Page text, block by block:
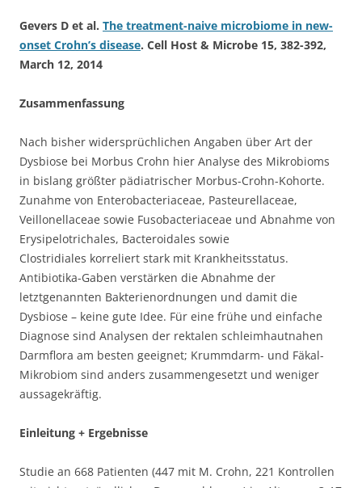
Gevers D et al. The treatment-naive microbiome in new-
onset Crohn’s disease. Cell Host & Microbe 15, 382-392,
March 12, 2014
Zusammenfassung
Nach bisher widersprüchlichen Angaben über Art der
Dysbiose bei Morbus Crohn hier Analyse des Mikrobioms
in bislang größter pädiatrischer Morbus-Crohn-Kohorte.
Zunahme von Enterobacteriaceae, Pasteurellaceae,
Veillonellaceae sowie Fusobacteriaceae und Abnahme von
Erysipelotrichales, Bacteroidales sowie
Clostridiales korreliert stark mit Krankheitsstatus.
Antibiotika-Gaben verstärken die Abnahme der
letztgenannten Bakterienordnungen und damit die
Dysbiose – keine gute Idee. Für eine frühe und einfache
Diagnose sind Analysen der rektalen schleimhautnahen
Darmflora am besten geeignet; Krummdarm- und Fäkal-
Mikrobiom sind anders zusammengesetzt und weniger
aussagekräftig.
Einleitung + Ergebnisse
Studie an 668 Patienten (447 mit M. Crohn, 221 Kontrollen